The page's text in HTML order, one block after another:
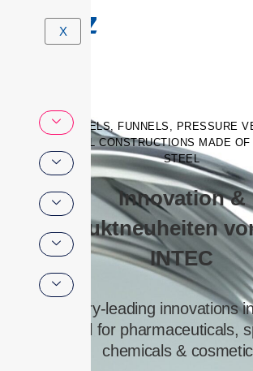
X
BARRELS, FUNNELS, PRESSURE
SPECIAL CONSTRUCTIONS MADE
STEEL
Innovation &
Produktneuheiten
INTEC
Industry-leading innovations
steel for pharmaceuticals,
chemicals &